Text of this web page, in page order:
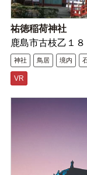
祐徳稲荷神社
鹿島市古枝乙１８
神社 鳥居 境内
VR